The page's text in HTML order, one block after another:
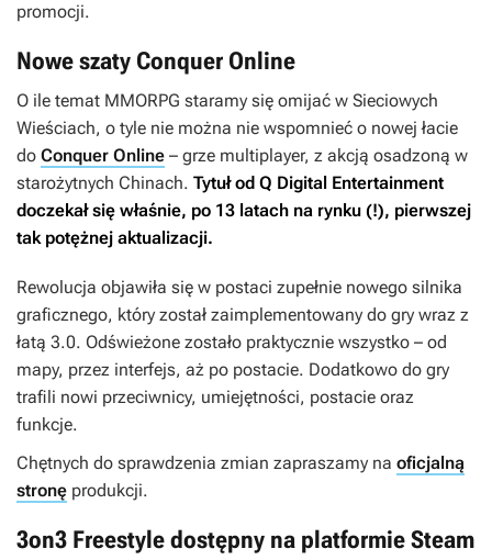
promocji.
Nowe szaty Conquer Online
O ile temat MMORPG staramy się omijać w Sieciowych
Wieściach, o tyle nie można nie wspomnieć o nowej łacie
do Conquer Online – grze multiplayer, z akcją osadzoną w
starożytnych Chinach. Tytuł od Q Digital Entertainment
doczekał się właśnie, po 13 latach na rynku (!), pierwszej
tak potężnej aktualizacji.
Rewolucja objawiła się w postaci zupełnie nowego silnika
graficznego, który został zaimplementowany do gry wraz z
łatą 3.0. Odświeżone zostało praktycznie wszystko – od
mapy, przez interfejs, aż po postacie. Dodatkowo do gry
trafili nowi przeciwnicy, umiejętności, postacie oraz
funkcje.
Chętnych do sprawdzenia zmian zapraszamy na oficjalną
stronę produkcji.
3on3 Freestyle dostępny na platformie Steam